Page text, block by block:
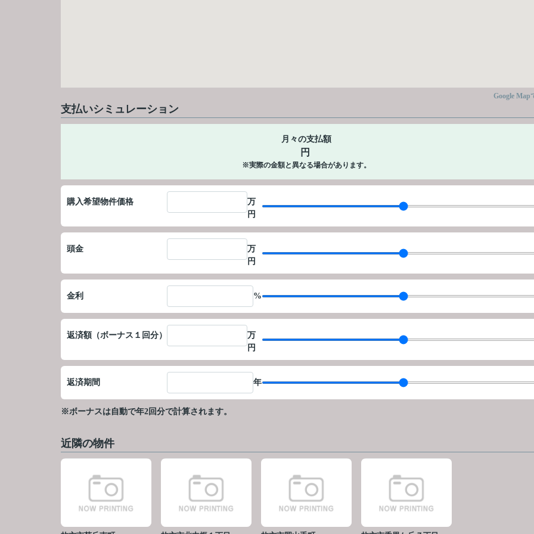
Google Map
支払いシミュレーション
月々の支払額
円
※実際の金額と異なる場合があります。
購入希望物件価格
万
円
頭金
万
円
金利 %
返済額（ボーナス１回分）
万
円
返済期間 年
※ボーナスは自動で年2回分で計算されます。
近隣の物件